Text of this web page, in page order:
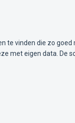
te vinden die zo goed
met eigen data. De